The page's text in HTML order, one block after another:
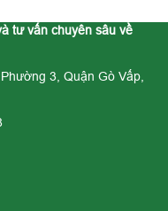
tư vấn chuyên sâu về
3, Quận Gò Vấp,